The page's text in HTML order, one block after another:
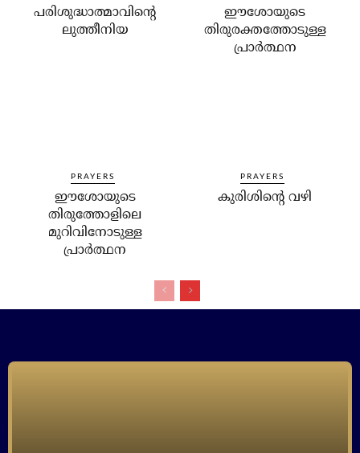
പരിശുദ്ധാത്മാവിന്‍റെ
ലുത്തീനിയ
ഈശോയുടെ
തിരുരക്തത്തോടുള്ള
പ്രാര്‍ത്ഥന
PRAYERS
ഈശോയുടെ
തിരുത്തോളിലെ
മുറിവിനോടുള്ള
പ്രാർത്ഥന
PRAYERS
കുരിശിന്റെ വഴി